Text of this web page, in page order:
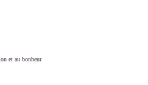
et au bonheur.